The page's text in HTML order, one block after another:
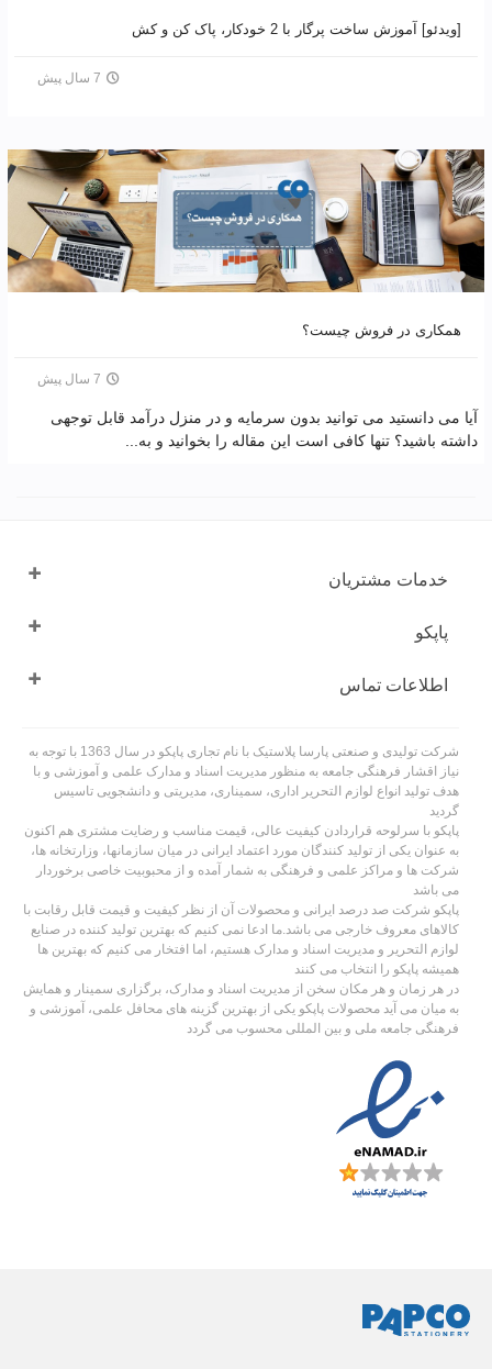
[ویدئو] آموزش ساخت پرگار با 2 خودکار، پاک کن و کش
7 سال پیش
همکاری در فروش چیست؟
7 سال پیش
آیا می دانستید می توانید بدون سرمایه و در منزل درآمد قابل توجهی
داشته باشید؟ تنها کافی است این مقاله را بخوانید و به...
خدمات مشتریان
پاپکو
اطلاعات تماس
شرکت تولیدی و صنعتی پارسا پلاستیک با نام تجاری پاپکو در سال 1363 با توجه به
نیاز اقشار فرهنگی جامعه به منظور مدیریت اسناد و مدارک علمی و آموزشی و با
هدف تولید انواع لوازم التحریر اداری، سمیناری، مدیریتی و دانشجویی تاسیس
گردید
پاپکو با سرلوحه قراردادن کیفیت عالی، قیمت مناسب و رضایت مشتری هم اکنون
به عنوان یکی از تولید کنندگان مورد اعتماد ایرانی در میان سازمانها، وزارتخانه ها،
شرکت ها و مراکز علمی و فرهنگی به شمار آمده و از محبوبیت خاصی برخوردار
می باشد
پاپکو شرکت صد درصد ایرانی و محصولات آن از نظر کیفیت و قیمت قابل رقابت با
کالاهای معروف خارجی می باشد.ما ادعا نمی کنیم که بهترین تولید کننده در صنایع
لوازم التحریر و مدیریت اسناد و مدارک هستیم، اما افتخار می کنیم که بهترین ها
همیشه پاپکو را انتخاب می کنند
در هر زمان و هر مکان سخن از مدیریت اسناد و مدارک، برگزاری سمینار و همایش
به میان می آید محصولات پاپکو یکی از بهترین گزینه های محافل علمی، آموزشی و
فرهنگی جامعه ملی و بین المللی محسوب می گردد